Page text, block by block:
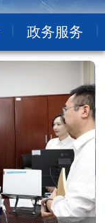
政务服务